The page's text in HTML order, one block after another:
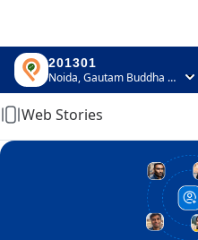
201301
Noida, Gautam Buddha Nagar, Uttar Pradesh
Home
Web Stories